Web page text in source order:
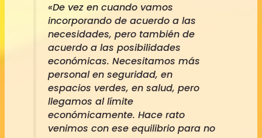
«De vez en cuando vamos
incorporando de acuerdo a las
necesidades, pero también de
acuerdo a las posibilidades
económicas. Necesitamos más
personal en seguridad, en
espacios verdes, en salud, pero
llegamos al límite
económicamente. Hace rato
venimos con ese equilibrio para no